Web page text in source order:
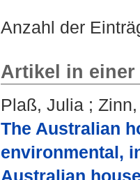
Anzahl der
Artikel in
Plaß, Julia ;
The Australian
environmental,
Australian